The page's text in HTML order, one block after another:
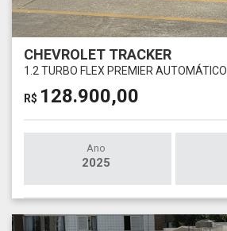
CHEVROLET TRACKER
1.2 TURBO FLEX PREMIER AUTOMÁTICO
R$ 128.900,00
Ano
2025